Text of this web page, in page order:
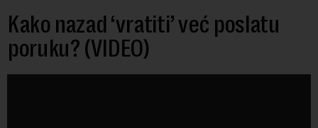
Kako nazad ‘vratiti’ već poslatu
poruku? (VIDEO)